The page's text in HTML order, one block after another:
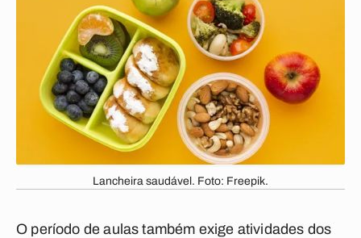
Lancheira saudável. Foto: Freepik.
O período de aulas também exige atividades dos